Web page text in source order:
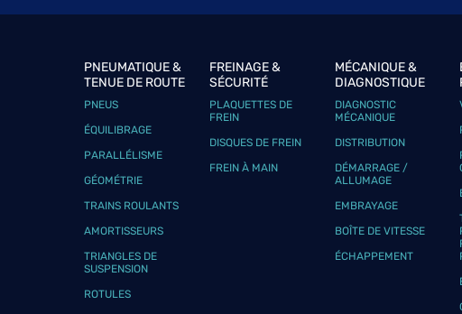
PNEUMATIQUE &
TENUE DE ROUTE
PNEUS
ÉQUILIBRAGE
PARALLÉLISME
GÉOMÉTRIE
TRAINS ROULANTS
AMORTISSEURS
TRIANGLES DE
SUSPENSION
ROTULES
FREINAGE &
SÉCURITÉ
PLAQUETTES DE
FREIN
DISQUES DE FREIN
FREIN À MAIN
MÉCANIQUE &
DIAGNOSTIQUE
DIAGNOSTIC
MÉCANIQUE
DISTRIBUTION
DÉMARRAGE /
ALLUMAGE
EMBRAYAGE
BOÎTE DE VITESSE
ÉCHAPPEMENT